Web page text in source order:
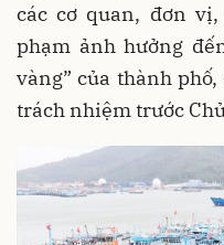
các cơ quan, đơn
phạm ảnh hưởng
vàng” của thành
trách nhiệm trước